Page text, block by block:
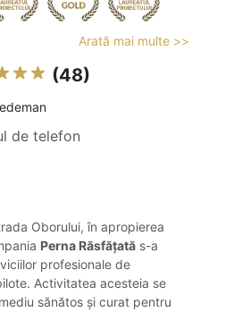
Arată mai multe >>
(48)
de telefon
Oborului, în apropierea
Perna Răsfățată s-a
profesionale de
Activitatea acesteia se
sănătos și curat pentru